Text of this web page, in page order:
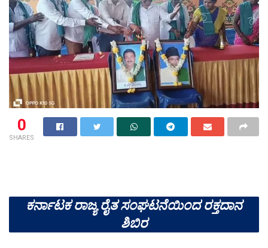
0
SHARES
ಕರ್ನಾಟಕ ರಾಜ್ಯ ರೈತ ಸಂಘಟನೆಯಿಂದ ರಕ್ತದಾನ
ಶಿಬಿರ